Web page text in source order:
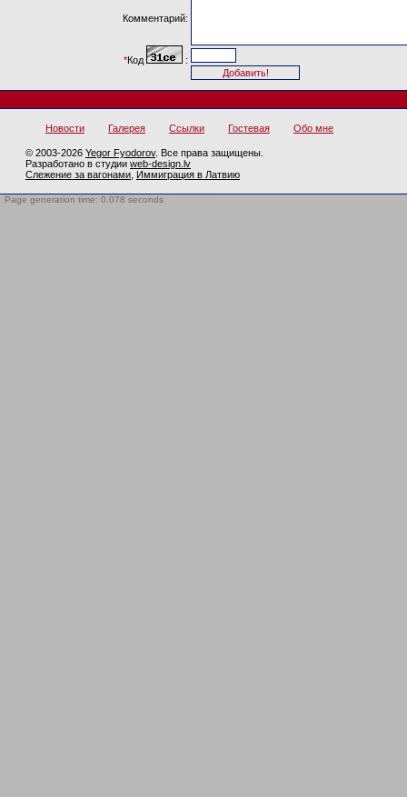
Комментарий:
*Код :
Новости Галерея Ссылки Гостевая Обо мне
© 2003-2026 Yegor Fyodorov. Все права защищены.
Разработано в студии web-design.lv
Слежение за вагонами Иммиграция в Латвию
Page generation time: 0.078 seconds